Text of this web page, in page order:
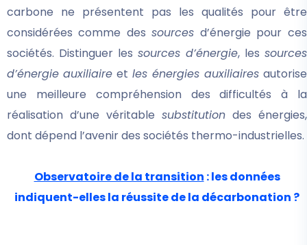
carbone ne présentent pas les qualités pour être
considérées comme des sources d’énergie pour ces
sociétés. Distinguer les sources d’énergie, les sources
d’énergie auxiliaire et les énergies auxiliaires autorise
une meilleure compréhension des difficultés à la
réalisation d’une véritable substitution des énergies,
dont dépend l’avenir des sociétés thermo-industrielles.
Observatoire de la transition : les données
indiquent-elles la réussite de la décarbonation ?